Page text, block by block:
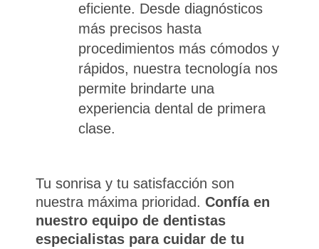
eficiente. Desde diagnósticos
más precisos hasta
procedimientos más cómodos y
rápidos, nuestra tecnología nos
permite brindarte una
experiencia dental de primera
clase.
Tu sonrisa y tu satisfacción son
nuestra máxima prioridad. Confía en
nuestro equipo de dentistas
especialistas para cuidar de tu